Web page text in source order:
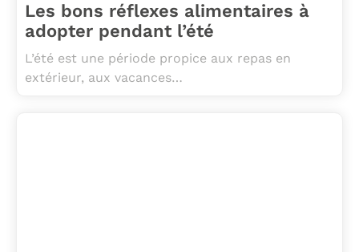
Les bons réflexes alimentaires à
adopter pendant l’été
L’été est une période propice aux repas en
extérieur, aux vacances…